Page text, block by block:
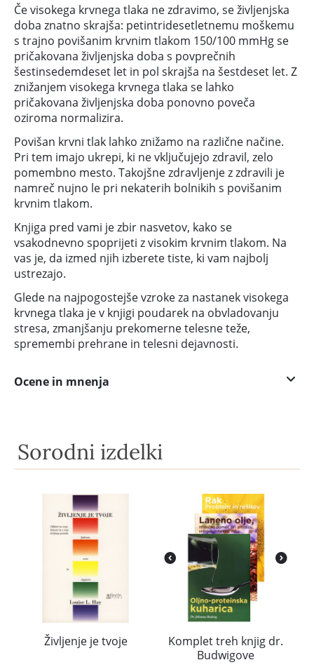
Če visokega krvnega tlaka ne zdravimo, se življenjska
doba znatno skrajša: petintridesetletnemu moškemu
s trajno povišanim krvnim tlakom 150/100 mmHg se
pričakovana življenjska doba s povprečnih
šestinsedemdeset let in pol skrajša na šestdeset let. Z
znižanjem visokega krvnega tlaka se lahko
pričakovana življenjska doba ponovno poveča
oziroma normalizira.
Povišan krvni tlak lahko znižamo na različne načine.
Pri tem imajo ukrepi, ki ne vključujejo zdravil, zelo
pomembno mesto. Takojšne zdravljenje z zdravili je
namreč nujno le pri nekaterih bolnikih s povišanim
krvnim tlakom.
Knjiga pred vami je zbir nasvetov, kako se
vsakodnevno spoprijeti z visokim krvnim tlakom. Na
vas je, da izmed njih izberete tiste, ki vam najbolj
ustrezajo.
Glede na najpogostejše vzroke za nastanek visokega
krvnega tlaka je v knjigi poudarek na obvladovanju
stresa, zmanjšanju prekomerne telesne teže,
spremembi prehrane in telesni dejavnosti.
Ocene in mnenja
Sorodni izdelki
Življenje je tvoje
Komplet treh knjig dr.
Budwigove